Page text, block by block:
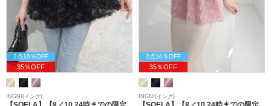
2点10％OFF
35％OFF
INGNI(イング)
2点10％OFF
35％OFF
INGNI(イング)